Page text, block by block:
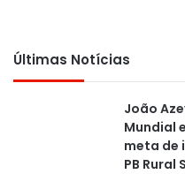
Últimas Notícias
João
Mundial
meta de
PB Rural